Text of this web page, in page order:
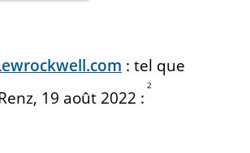
: tel que
19 août 2022 :
2